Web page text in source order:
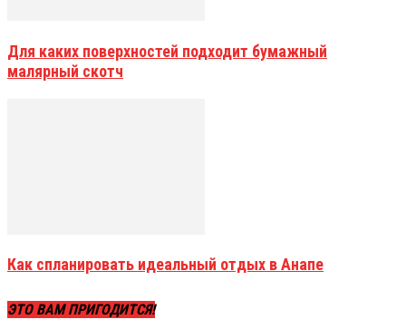
Для каких поверхностей подходит бумажный
малярный скотч
Как спланировать идеальный отдых в Анапе
ЭТО ВАМ ПРИГОДИТСЯ!